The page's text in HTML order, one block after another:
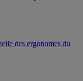
des ergonomes du